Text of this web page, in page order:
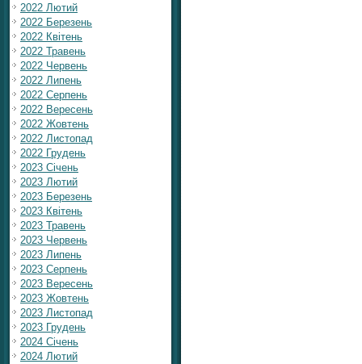
2022 Лютий
2022 Березень
2022 Квітень
2022 Травень
2022 Червень
2022 Липень
2022 Серпень
2022 Вересень
2022 Жовтень
2022 Листопад
2022 Грудень
2023 Січень
2023 Лютий
2023 Березень
2023 Квітень
2023 Травень
2023 Червень
2023 Липень
2023 Серпень
2023 Вересень
2023 Жовтень
2023 Листопад
2023 Грудень
2024 Січень
2024 Лютий